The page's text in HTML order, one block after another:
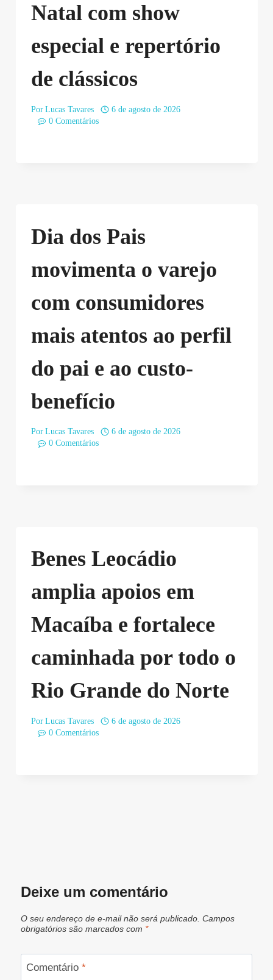
Natal com show
especial e repertório
de clássicos
Por Lucas Tavares
6 de agosto de 2026
0 Comentários
Dia dos Pais
movimenta o varejo
com consumidores
mais atentos ao perfil
do pai e ao custo-
benefício
Por Lucas Tavares
6 de agosto de 2026
0 Comentários
Benes Leocádio
amplia apoios em
Macaíba e fortalece
caminhada por todo o
Rio Grande do Norte
Por Lucas Tavares
6 de agosto de 2026
0 Comentários
Deixe um comentário
O seu endereço de e-mail não será publicado. Campos
obrigatórios são marcados com *
Comentário *